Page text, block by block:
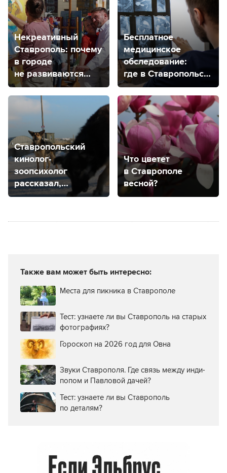
Некреативный
Ставрополь: почему
в городе
не развиваются
творческие
кластеры?
Бесплатное
медицинское
обследование:
где в Ставропольском
крае находятся
центры здоровья
для детей
и взрослых?
Ставропольский
кинолог-
зоопсихолог
рассказал,
как вести себя
с бродячими
Что цветет
в Ставрополе
весной?
Также вам может быть интересно:
Места для пикника в Ставрополе
Тест: узнаете ли вы Ставрополь на старых
фотографиях?
Гороскоп на 2026 год для Овна
Звуки Ставрополя. Где связь между инди-
попом и Павловой дачей?
Тест: узнаете ли вы Ставрополь
по деталям?